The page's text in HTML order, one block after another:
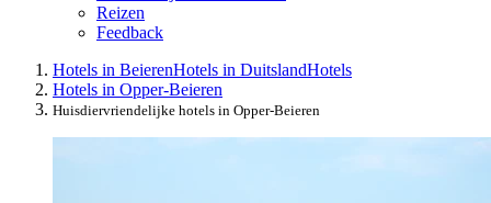
Reizen
Feedback
Hotels in BeierenHotels in DuitslandHotels
Hotels in Opper-Beieren
Huisdiervriendelijke hotels in Opper-Beieren